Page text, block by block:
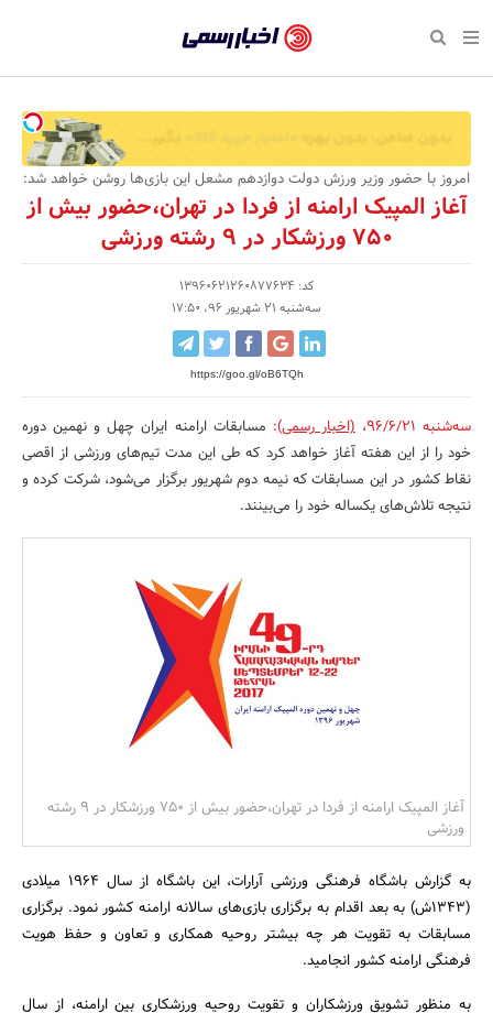
رسمی
-
تایید
شده
شرکت‌ها،
سازمان‌ها
و
عمومی‌ها
بازگشت
صفحه نخست پایگاه خبری صفحه نخست اقتصادی
تجارت و بازار
کارآفرینی و استارتاپ
نفت، انرژی و صنایع
صنایع غذایی و کشاورزی
کار و استخدام
مسکن و ساختمان
اجتماعی
صفحه نخست اجتماعی
علم و آموزش
بهداشت و درمان
شهر و جامعه
تبلیغات و روابط عمومی
فرهنگی
صفحه نخست فرهنگی
نشریات و کتاب
سینما و تئاتر
صفحه نخست ورزش
تازه‌های ورزش
مکان‌های ورزشی
تجهیزات ورزشی
صفحه نخست سبک زندگی
سلامت و زیبایی
روانشناسی و موفقیت
مد و لباس
صفحه نخست رویداد
حراج و تخفیف
جشنواره، نمایشگاه و
مسابقه و فراخوان
امروز با حضور وزیر ورزش دولت دوازدهم مشعل این بازی‌ها روشن خواهد شد:
آغاز المپیک ارامنه از فردا در تهران،حضور بیش از
750 ورزشکار در 9 رشته ورزشی
کد: 13960621260877634
سه‌شنبه 21 شهریور 96، 17:50
https://goo.gl/oB6TQh
سه‌شنبه 96/6/21 ،(اخبار رسمی): مسابقات ارامنه ایران چهل و نهمین دوره‌
خود را از این هفته آغاز خواهد کرد که طی این مدت تیم‌های ورزشی از اقصی
نقاط کشور در این مسابقات که نیمه دوم شهریور برگزار می‌شود، شرکت کرده و
نتیجه تلاش‌های یکساله خود را می‌بینند.
آغاز المپیک ارامنه از فردا در تهران،حضور بیش از 750 ورزشکار در 9 رشته
ورزشی
به گزارش باشگاه فرهنگی ورزشی آرارات، این باشگاه از سال ۱۹۶۴ میلادی
(۱۳۴۳ش) به بعد اقدام به برگزاری بازی‌های سالانه ارامنه کشور نمود. برگزاری
مسابقات به تقویت هر چه بیشتر روحیه همکاری و تعاون و حفظ هویت
فرهنگی ارامنه کشور انجامید.
به منظور تشویق ورزشکاران و تقویت روحیه ورزشکاری بین ارامنه، از سال